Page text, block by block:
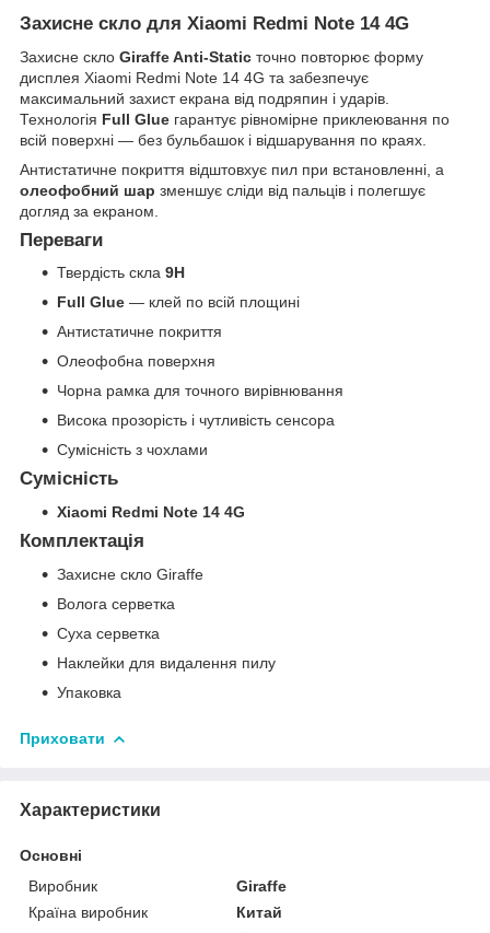
Захисне скло для Xiaomi Redmi Note 14 4G
Захисне скло Giraffe Anti-Static точно повторює форму
дисплея Xiaomi Redmi Note 14 4G та забезпечує
максимальний захист екрана від подряпин і ударів.
Технологія Full Glue гарантує рівномірне приклеювання по
всій поверхні — без бульбашок і відшарування по краях.
Антистатичне покриття відштовхує пил при встановленні, а
олеофобний шар зменшує сліди від пальців і полегшує
догляд за екраном.
Переваги
Твердість скла 9H
Full Glue — клей по всій площині
Антистатичне покриття
Олеофобна поверхня
Чорна рамка для точного вирівнювання
Висока прозорість і чутливість сенсора
Сумісність з чохлами
Сумісність
Xiaomi Redmi Note 14 4G
Комплектація
Захисне скло Giraffe
Волога серветка
Суха серветка
Наклейки для видалення пилу
Упаковка
Приховати
Характеристики
Основні
Виробник
Giraffe
Країна виробник
Китай